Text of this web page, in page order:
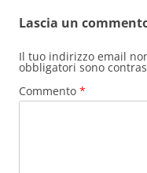
Lascia un
Il tuo indirizzo email
obbligatori sono
Commento *